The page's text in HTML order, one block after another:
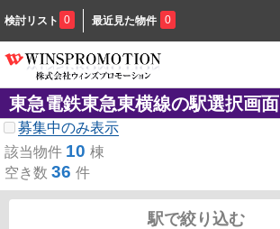
検討リスト 0 最近見た物件 0
東急電鉄東急東横線の駅選択画面
募集中のみ表示
該当物件 10 棟
空き数 36 件
駅で絞り込む